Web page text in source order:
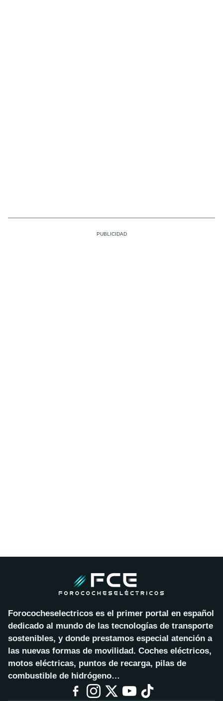
Forococheselectricos es el primer portal en español
dedicado al mundo de las tecnologías de transporte
sostenibles, y donde prestamos especial atención a
las nuevas formas de movilidad. Coches eléctricos,
motos eléctricas, puntos de recarga, pilas de
combustible de hidrógeno…